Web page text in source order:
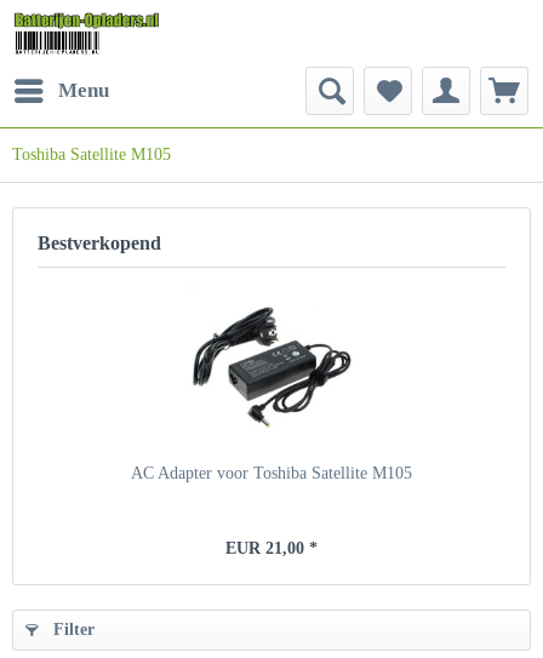
Menu
Toshiba Satellite M105
Bestverkopend
AC Adapter voor Toshiba Satellite M105
EUR 21,00 *
Filter